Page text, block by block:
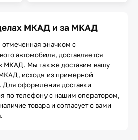
МКАД и за МКАД
отмеченная значком с
автомобиля, доставляется
МКАД. Мы также доставим вашу
исходя из примерной
Для оформления доставки
по телефону с нашим оператором,
товара и согласует с вами